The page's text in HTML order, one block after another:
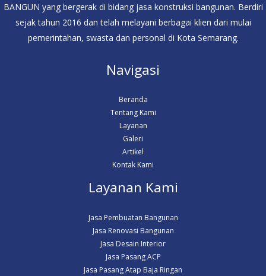
BANGUN yang bergerak di bidang jasa konstruksi bangunan. Berdiri
sejak tahun 2016 dan telah melayani berbagai klien dari mulai
pemerintahan, swasta dan personal di Kota Semarang.
Navigasi
Beranda
Tentang Kami
Layanan
Galeri
Artikel
Kontak Kami
Layanan Kami
Jasa Pembuatan Bangunan
Jasa Renovasi Bangunan
Jasa Desain Interior
Jasa Pasang ACP
Jasa Pasang Atap Baja Ringan